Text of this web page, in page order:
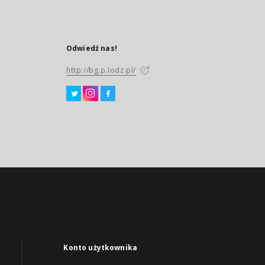
Odwiedź nas!
http://bg.p.lodz.pl/
Konto użytkownika